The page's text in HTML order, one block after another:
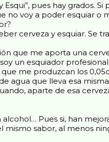
Esqui”, pues hay grados.
no voy a poder esquiar o
cerveza y esquiar. Se
que me aporta una
un esquiador
me produzcan los
agua que lleva esa
aparte de esa
Pues si, han
mismo sabor, al menos